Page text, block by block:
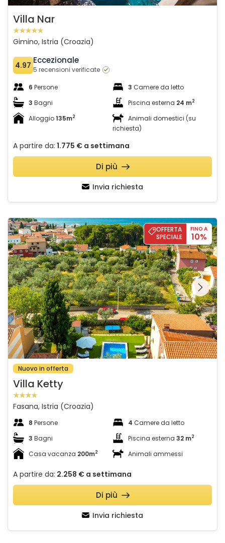
Villa Nar
Gimino, Istria (Croazia)
4.97 Eccezionale
5 recensioni verificate
6 Persone 3 Camere da letto
3 Bagni Piscina esterna 24 m2
Alloggio135m2
Animali domestici (su
richiesta)
A partire da: 1.775 € a settimana
Invia richiesta
Di più
Villa Ketty
OFFERTA
SPECIALE
FINO A
10%
Guardate l'intera
galleria sulla
Nuovo in offerta
Villa Ketty
Fasana, Istria (Croazia)
8 Persone 4 Camere da letto
3 Bagni Piscina esterna 32 m2
Casa vacanza 200m2 Animali ammessi
A partire da: 2.258 € a settimana
Invia richiesta
Di più